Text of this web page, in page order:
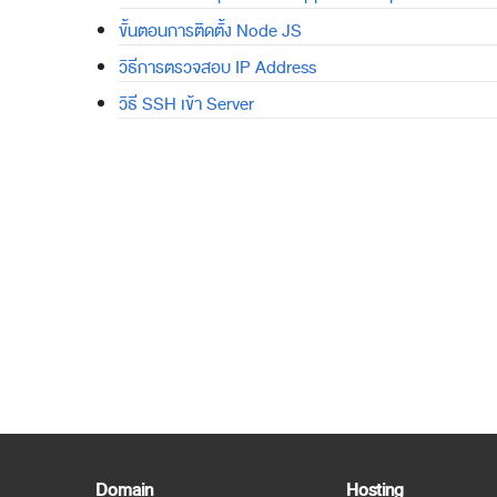
ขั้นตอนการติดตั้ง Node JS
วิธีการตรวจสอบ IP Address
วิธี SSH เข้า Server
Domain Hosting